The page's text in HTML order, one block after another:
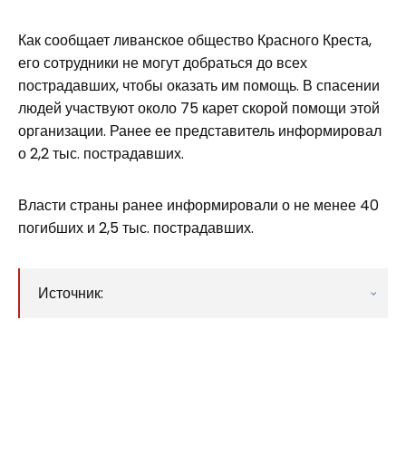
Как сообщает ливанское общество Красного Креста,
его сотрудники не могут добраться до всех
пострадавших, чтобы оказать им помощь. В спасении
людей участвуют около 75 карет скорой помощи этой
организации. Ранее ее представитель информировал
о 2,2 тыс. пострадавших.
Власти страны ранее информировали о не менее 40
погибших и 2,5 тыс. пострадавших.
Источник: